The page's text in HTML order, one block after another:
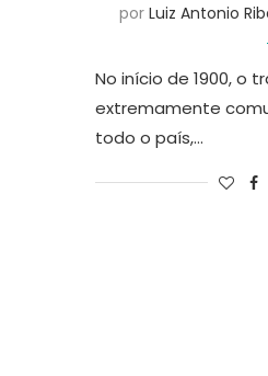
porLuiz Antonio
No início de 1900, o
extremamente
todo o país,…